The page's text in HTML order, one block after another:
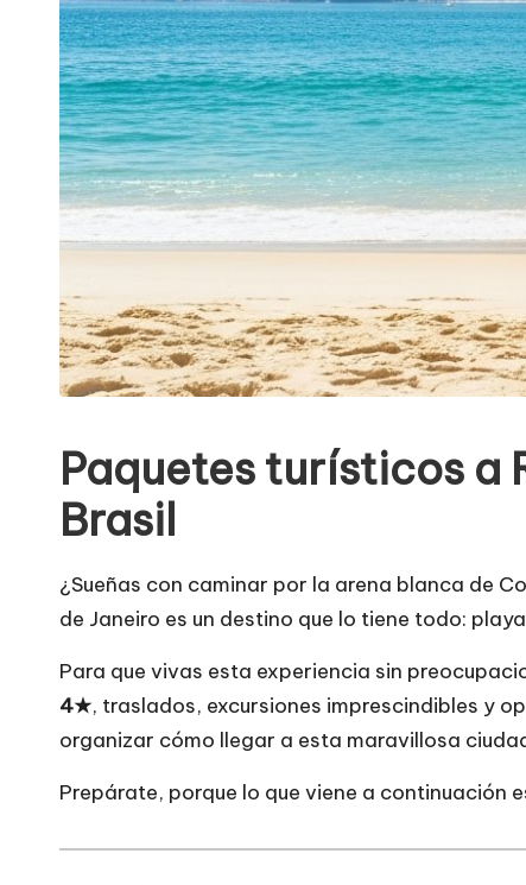
Paquetes turísticos a
Brasil
¿Sueñas con caminar por la arena blanca de
de Janeiro es un destino que lo tiene todo:
Para que vivas esta experiencia sin
4★, traslados, excursiones imprescindibles y
organizar cómo llegar a esta maravillosa
Prepárate, porque lo que viene a continuación